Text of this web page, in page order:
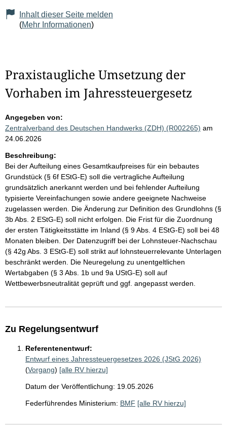
Inhalt dieser Seite melden
(Mehr Informationen)
Praxistaugliche Umsetzung der
Vorhaben im Jahressteuergesetz
Angegeben von:
Zentralverband des Deutschen Handwerks (ZDH) (R002265) am
24.06.2026
Beschreibung:
Bei der Aufteilung eines Gesamtkaufpreises für ein bebautes
Grundstück (§ 6f EStG-E) soll die vertragliche Aufteilung
grundsätzlich anerkannt werden und bei fehlender Aufteilung
typisierte Vereinfachungen sowie andere geeignete Nachweise
zugelassen werden. Die Änderung zur Definition des Grundlohns (§
3b Abs. 2 EStG-E) soll nicht erfolgen. Die Frist für die Zuordnung
der ersten Tätigkeitsstätte im Inland (§ 9 Abs. 4 EStG-E) soll bei 48
Monaten bleiben. Der Datenzugriff bei der Lohnsteuer-Nachschau
(§ 42g Abs. 3 EStG-E) soll strikt auf lohnsteuerrelevante Unterlagen
beschränkt werden. Die Neuregelung zu unentgeltlichen
Wertabgaben (§ 3 Abs. 1b und 9a UStG-E) soll auf
Wettbewerbsneutralität geprüft und ggf. angepasst werden.
Zu Regelungsentwurf
Referentenentwurf:
Entwurf eines Jahressteuergesetzes 2026 (JStG 2026)
(Vorgang) [alle RV hierzu]
Datum der Veröffentlichung: 19.05.2026
Federführendes Ministerium: BMF [alle RV hierzu]